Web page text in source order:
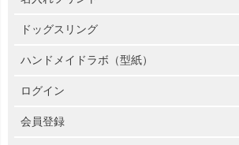
ドッグスリング
ハンドメイドラボ（型紙）
ログイン
会員登録